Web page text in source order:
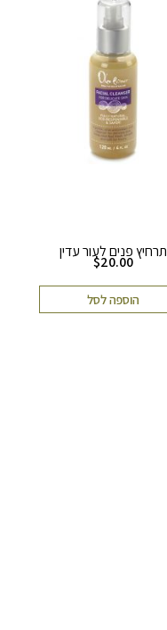
תרחיץ פנים לעור עדין
$20.00
הוספה לסל